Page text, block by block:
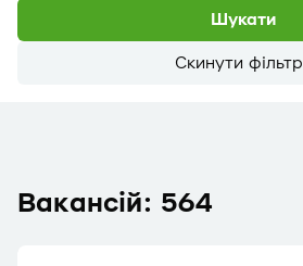
Шукати
Скинути
Вакансій: 564